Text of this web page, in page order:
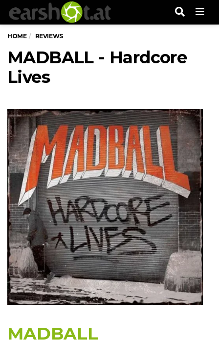
HOME REVIEWS
MADBALL - Hardcore
Lives
MADBALL